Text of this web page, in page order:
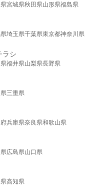
宮城県秋田県山形県福島県
埼玉県千葉県東京都神奈川県
ラシ
福井県山梨県長野県
三重県
兵庫県奈良県和歌山県
広島県山口県
高知県